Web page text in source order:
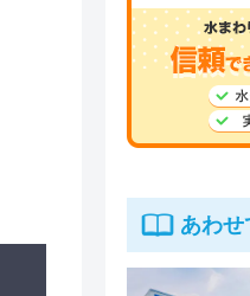
あわせ